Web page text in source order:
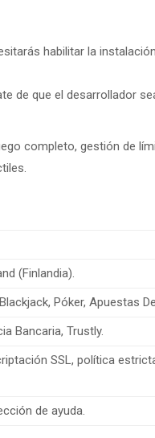
habilitar la
de que el desarrollador
completo, gestión de
(Finlandia).
Póker, Apuestas
Bancaria, Trustly.
SSL, política
de ayuda.